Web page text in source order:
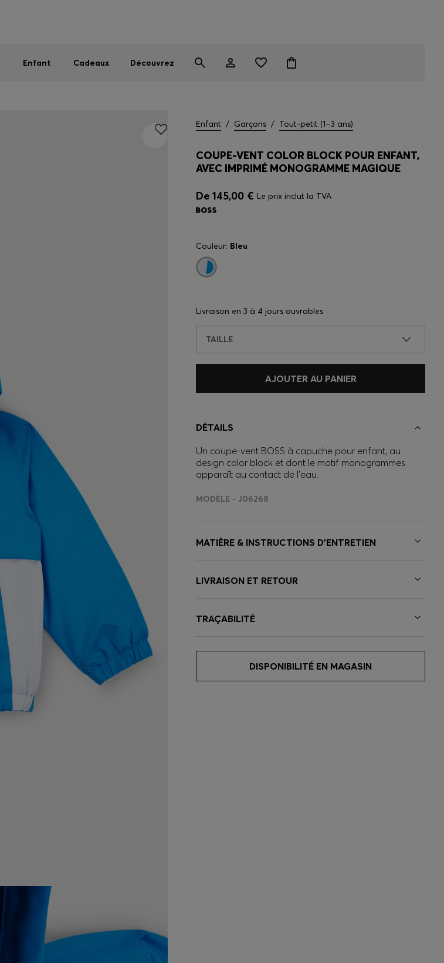
Enfant Cadeaux Découvrez
Enfant / Garçons / Tout-petit (1–3 ans)
COUPE-VENT COLOR BLOCK POUR ENFANT,
AVEC IMPRIMÉ MONOGRAMME MAGIQUE
De 145,00 € Le prix inclut la TVA
Couleur: Bleu
Livraison en 3 à 4 jours ouvrables
TAILLE
AJOUTER AU PANIER
DÉTAILS
Un coupe-vent BOSS à capuche pour enfant, au
design color block et dont le motif monogrammes
apparaît au contact de l’eau.
MODÈLE - J06268
MATIÈRE & INSTRUCTIONS D’ENTRETIEN
LIVRAISON ET RETOUR
TRAÇABILITÉ
DISPONIBILITÉ EN MAGASIN